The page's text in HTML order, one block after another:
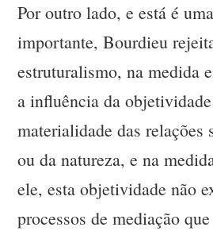
Por outro lado, e está é
importante, Bourdieu
estruturalismo, na medida
a influência da
materialidade das relações
ou da natureza, e na
ele, esta objetividade não
processos de mediação